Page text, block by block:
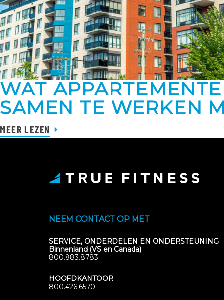
WAT
SAMEN TE WERKEN
MEER LEZEN
NEEM CONTACT OP MET
SERVICE, ONDERDELEN EN ONDERSTEUNING
Binnenland (VS en Canada)
800.883.8783
HOOFDKANTOOR
800.426.6570